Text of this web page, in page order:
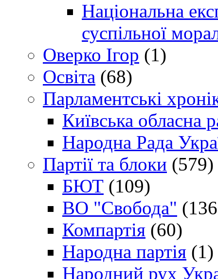
Національна
суспільної
Оверко Ігор (1)
Освіта (68)
Парламентські
Київська обласна
Народна Рада
Партії та блоки (579)
БЮТ (109)
ВО "Свобода"
Компартія (60)
Народна партія (1)
Народний рух